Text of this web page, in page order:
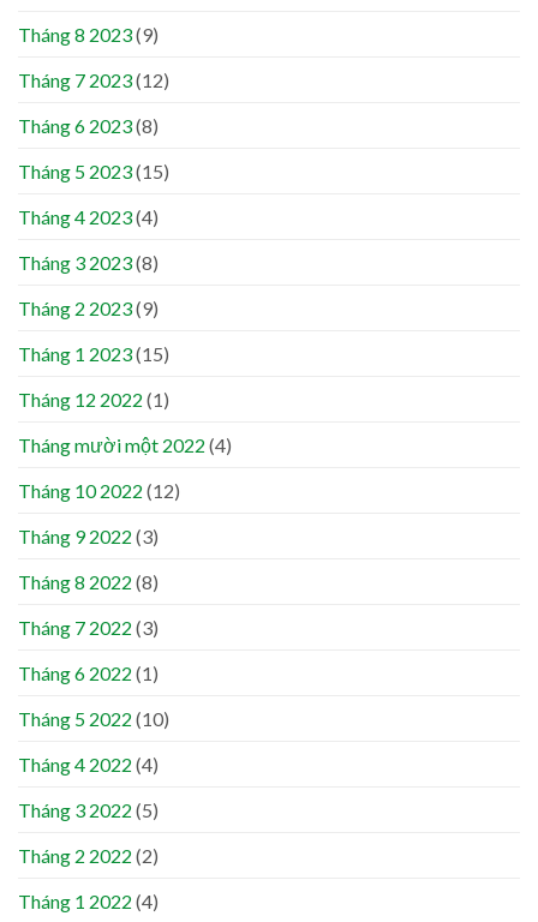
Tháng 8 2023(9)
Tháng 7 2023(12)
Tháng 6 2023(8)
Tháng 5 2023(15)
Tháng 4 2023(4)
Tháng 3 2023(8)
Tháng 2 2023(9)
Tháng 1 2023(15)
Tháng 12 2022 (1)
Tháng mười một 2022 (4)
Tháng 10 2022 (12)
Tháng 9 2022 (3)
Tháng 8 2022 (8)
Tháng 7 2022 (3)
Tháng 6 2022 (1)
Tháng 5 2022 (10)
Tháng 4 2022 (4)
Tháng 3 2022 (5)
Tháng 2 2022 (2)
Tháng 1 2022 (4)